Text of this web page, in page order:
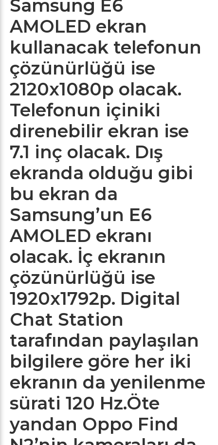
Samsung E6
AMOLED ekran
kullanacak telefonun
çözünürlüğü ise
2120x1080p olacak.
Telefonun içiniki
direnebilir ekran ise
7.1 inç olacak. Dış
ekranda olduğu gibi
bu ekran da
Samsung’un E6
AMOLED ekranı
olacak. İç ekranın
çözünürlüğü ise
1920x1792p. Digital
Chat Station
tarafından paylaşılan
bilgilere göre her iki
ekranın da yenilenme
sürati 120 Hz.Öte
yandan Oppo Find